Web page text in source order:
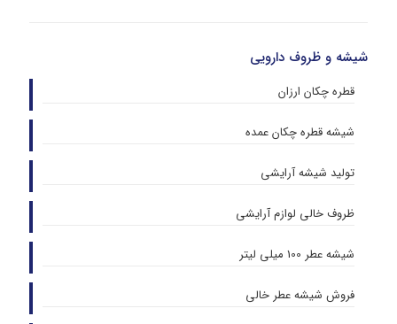
شیشه و ظروف دارویی
قطره چکان ارزان
شیشه قطره چکان عمده
تولید شیشه آرایشی
ظروف خالی لوازم آرایشی
شیشه عطر 100 میلی لیتر
فروش شیشه عطر خالی